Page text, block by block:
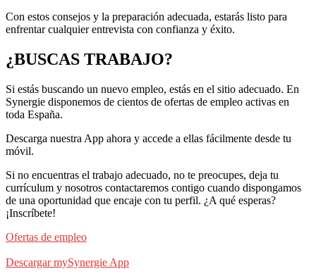
Con estos consejos y la preparación adecuada, estarás listo para
enfrentar cualquier entrevista con confianza y éxito.
¿BUSCAS TRABAJO?
Si estás buscando un nuevo empleo, estás en el sitio adecuado. En
Synergie disponemos de cientos de ofertas de empleo activas en
toda España.
Descarga nuestra App ahora y accede a ellas fácilmente desde tu
móvil.
Si no encuentras el trabajo adecuado, no te preocupes, deja tu
currículum y nosotros contactaremos contigo cuando dispongamos
de una oportunidad que encaje con tu perfil. ¿A qué esperas?
¡Inscríbete!
Ofertas de empleo
Descargar mySynergie App